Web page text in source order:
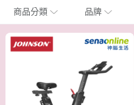
商品分類 品牌